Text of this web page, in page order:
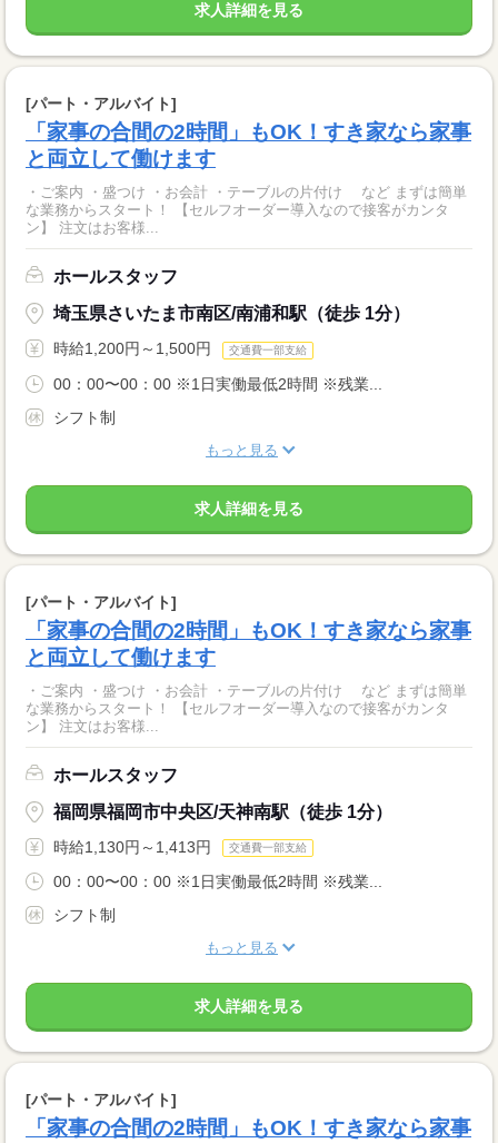
求人詳細を見る
[パート・アルバイト]
「家事の合間の2時間」もOK！すき家なら家事
と両立して働けます
・ご案内 ・盛つけ ・お会計 ・テーブルの片付け など まずは簡単
な業務からスタート！ 【セルフオーダー導入なので接客がカンタ
ン】 注文はお客様...
ホールスタッフ
埼玉県さいたま市南区/南浦和駅（徒歩 1分）
時給1,200円～1,500円 交通費一部支給
00：00〜00：00 ※1日実働最低2時間 ※残業...
シフト制
もっと見る
求人詳細を見る
[パート・アルバイト]
「家事の合間の2時間」もOK！すき家なら家事
と両立して働けます
・ご案内 ・盛つけ ・お会計 ・テーブルの片付け など まずは簡単
な業務からスタート！ 【セルフオーダー導入なので接客がカンタ
ン】 注文はお客様...
ホールスタッフ
福岡県福岡市中央区/天神南駅（徒歩 1分）
時給1,130円～1,413円 交通費一部支給
00：00〜00：00 ※1日実働最低2時間 ※残業...
シフト制
もっと見る
求人詳細を見る
[パート・アルバイト]
「家事の合間の2時間」もOK！すき家なら家事